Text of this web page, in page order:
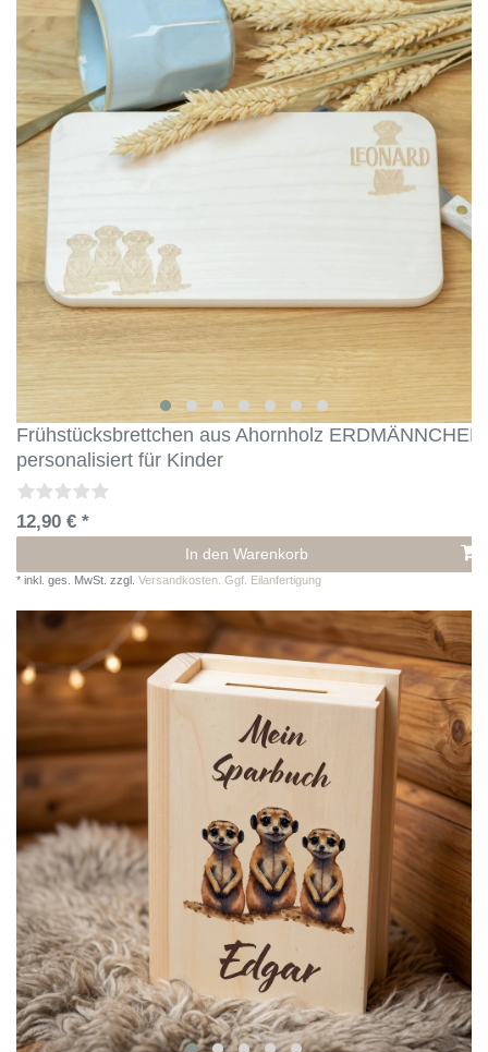
Frühstücksbrettchen aus Ahornholz ERDMÄNNCHEN
personalisiert für Kinder
12,90 € *
In den Warenkorb
* inkl. ges. MwSt. zzgl. Versandkosten. Ggf. Eilanfertigung